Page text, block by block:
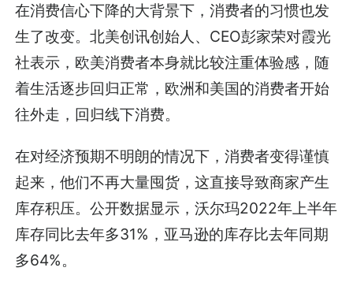
在消费信心下降的大背景下，消费者的习惯也发
生了改变。北美创讯创始人、CEO彭家荣对霞光
社表示，欧美消费者本身就比较注重体验感，随
着生活逐步回归正常，欧洲和美国的消费者开始
往外走，回归线下消费。
在对经济预期不明朗的情况下，消费者变得谨慎
起来，他们不再大量囤货，这直接导致商家产生
库存积压。公开数据显示，沃尔玛2022年上半年
库存同比去年多31%，亚马逊的库存比去年同期
多64%。